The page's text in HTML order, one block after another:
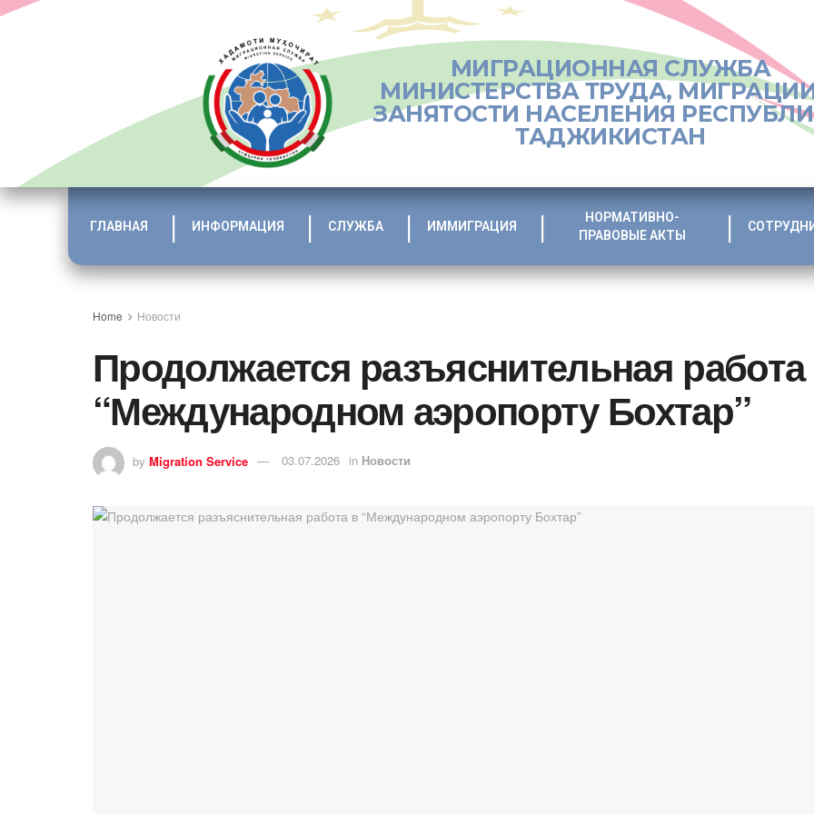
МИГРАЦИОННАЯ СЛУЖБА
МИНИСТЕРСТВА ТРУДА,
ЗАНЯТОСТИ НАСЕЛЕНИЯ
ТАДЖИКИСТАН
ГЛАВНАЯ ИНФОРМАЦИЯ СЛУЖБА ИММИГРАЦИЯ
НОРМАТИВНО-
ПРАВОВЫЕ АКТЫ
Home Новости
Продолжается разъяснительная
“Международном аэропорту Бохтар”
by Migration Service 03.07.2026 in Новости